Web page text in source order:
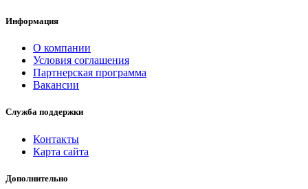
Информация
О компании
Условия соглашения
Партнерская программа
Вакансии
Служба поддержки
Контакты
Карта сайта
Дополнительно